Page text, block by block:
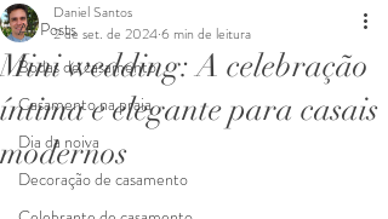
All Posts
Bodas de casamento
Casamento na praia
Dia da noiva
Decoração de casamento
Mini wedding: A celebração
íntima e elegante para casais
modernos
Daniel Santos
2 de set. de 20246 min de leitura